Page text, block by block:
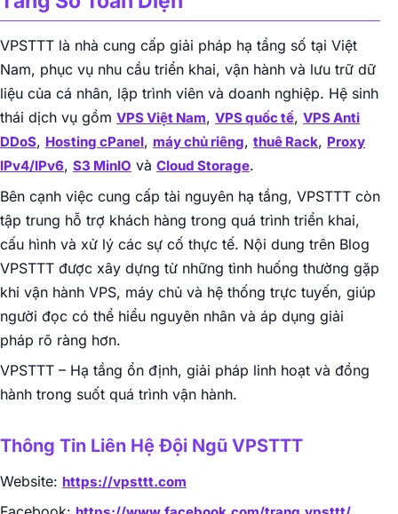
VPSTTT là nhà cung cấp giải pháp hạ tầng số tại Việt
Nam, phục vụ nhu cầu triển khai, vận hành và lưu trữ dữ
liệu của cá nhân, lập trình viên và doanh nghiệp. Hệ sinh
thái dịch vụ gồm VPS Việt Nam, VPS quốc tế, VPS Anti
DDoS, Hosting cPanel, máy chủ riêng, thuê Rack, Proxy
IPv4/IPv6, S3 MinIO và Cloud Storage.
Bên cạnh việc cung cấp tài nguyên hạ tầng, VPSTTT còn
tập trung hỗ trợ khách hàng trong quá trình triển khai,
cấu hình và xử lý các sự cố thực tế. Nội dung trên Blog
VPSTTT được xây dựng từ những tình huống thường gặp
khi vận hành VPS, máy chủ và hệ thống trực tuyến, giúp
người đọc có thể hiểu nguyên nhân và áp dụng giải
pháp rõ ràng hơn.
VPSTTT – Hạ tầng ổn định, giải pháp linh hoạt và đồng
hành trong suốt quá trình vận hành.
Thông Tin Liên Hệ Đội Ngũ VPSTTT
Website: https://vpsttt.com